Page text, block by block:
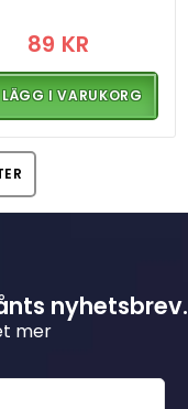
89 KR
LÄGG I VARUKORG
nyhetsbrev.
mer